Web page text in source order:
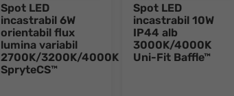
Spot LED
incastrabil 6W
orientabil flux
lumina variabil
2700K/3200K/4000K
SpryteCS™
Spot LED
incastrabil 10W
IP44 alb
3000K/4000K
Uni-Fit Baffle™